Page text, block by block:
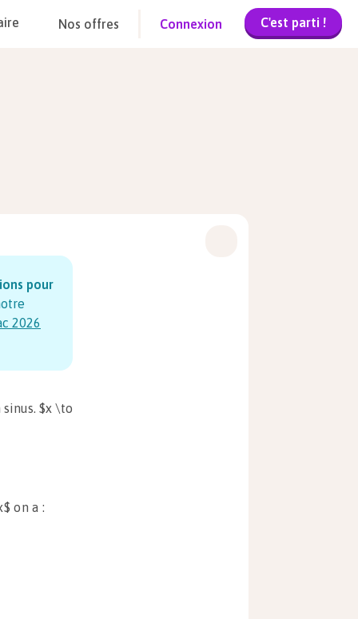
Nos offres Connexion C'est parti !
pour
2026
$x \to
on a :